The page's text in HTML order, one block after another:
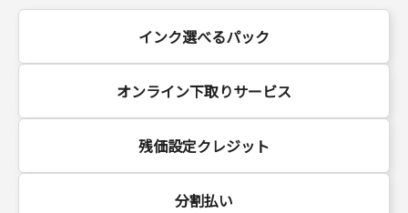
インク選べるパック
オンライン下取りサービス
残価設定クレジット
分割払い